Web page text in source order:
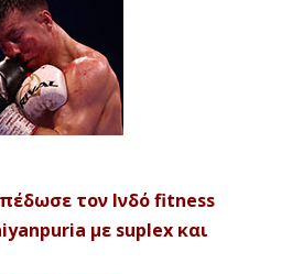
τον Ινδό fitness
με suplex και